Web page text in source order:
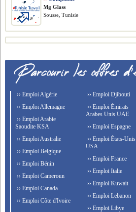
Mg Glass
Sousse, Tunisie
›› Emploi Algérie
›› Emploi Allemagne
›› Emploi Arabie
Saoudite KSA
›› Emploi Australie
›› Emploi Belgique
›› Emploi Bénin
›› Emploi Cameroun
›› Emploi Canada
›› Emploi Côte d'Ivoire
›› Emploi Djibouti
›› Emploi Émirats
Arabes Unis UAE
›› Emploi Espagne
›› Emploi États-Unis
USA
›› Emploi France
›› Emploi Italie
›› Emploi Kuwait
›› Emploi Lebanon
›› Emploi Libye